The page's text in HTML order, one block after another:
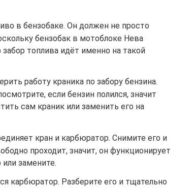
в бензобаке. Он должен не просто
бензобак в мотоблоке Нева
топлива идёт именно на такой
работу краника по забору бензина.
если бензин полился, значит
сам краник или заменить его на
кран и карбюратор. Снимите его и
проходит, значит, он функционирует
замените.
карбюратор. Разберите его и тщательно